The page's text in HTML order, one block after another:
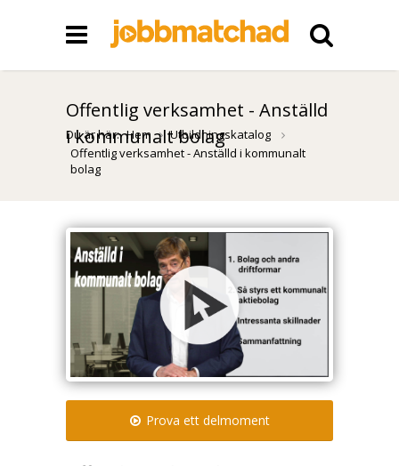
Offentlig verksamhet - Anställd
i kommunalt bolag
Du är här: Hem
Utbildningskatalog
Offentlig verksamhet - Anställd i kommunalt
bolag
Prova ett delmoment